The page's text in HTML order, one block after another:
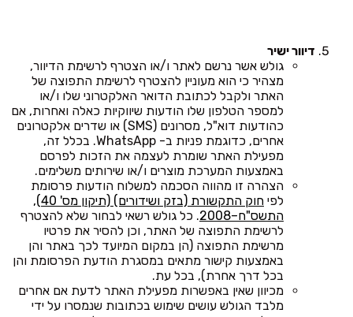
דיוור ישיר
גולש אשר נרשם לאתר ו/או הצטרף לרשימת הדיוור,
מצהיר כי הוא מעוניין להצטרף לרשימת התפוצה של
האתר ולקבל לכתובת הדואר האלקטרוני שלו ו/או
למספר הטלפון שלו הודעות שיווקיות כאלה ואחרות, אם
כהודעות דוא"ל, מסרונים (SMS) או שדרים אלקטרונים
אחרים, כדוגמת פניות ב- WhatsApp. בכלל זה,
מפעילת האתר שומרת לעצמה את הזכות לפרסם
באמצעות המערכת מוצרים ו/או שירותים משלימים.
הצהרה זו מהווה הסכמה למשלוח הודעות פרסומת
לפי
חוק התקשורת (בזק ושידורים) (תיקון מס' 40),
התשס"ח–2008
. כל גולש רשאי לבחור שלא להצטרף
לרשימת התפוצה של האתר, וכן להסיר את פרטיו
מרשימת התפוצה (הן במקום המיועד לכך באתר והן
באמצעות קישור מתאים במסגרת הודעת הפרסומת והן
בכל דרך אחרת), בכל עת.
מכיוון שאין באפשרות מפעילת האתר לדעת אם אחרים
מלבד הגולש עושים שימוש בכתובות שנמסרו על ידי